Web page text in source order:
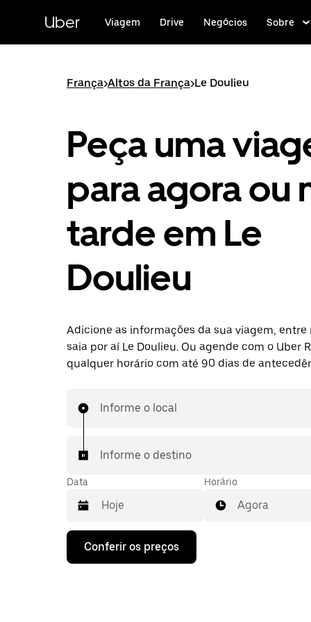
conteúdo
Uber Viagem Drive Negócios Sobre
França>Altos da França>Le Doulieu
Peça uma
para agora ou
tarde em Le
Doulieu
Adicione as informações da sua viagem, entre
saia por aí Le Doulieu. Ou agende com o Uber
qualquer horário com até 90 dias de
Informe o local
Informe o destino
Data
Pressione
seta
Horário
Agora
Conferir os preços